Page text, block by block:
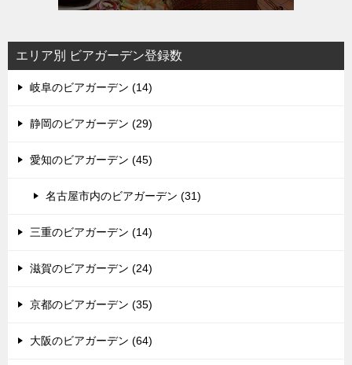
エリア別 ビアガーデン登録数
岐阜のビアガーデン (14)
静岡のビアガーデン (29)
愛知のビアガーデン (45)
名古屋市内のビアガーデン (31)
三重のビアガーデン (14)
滋賀のビアガーデン (24)
京都のビアガーデン (35)
大阪のビアガーデン (64)